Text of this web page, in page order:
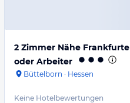
2 Zimmer Nähe
oder Arbeiter
Büttelborn · Hessen
Keine Hotelbewertungen